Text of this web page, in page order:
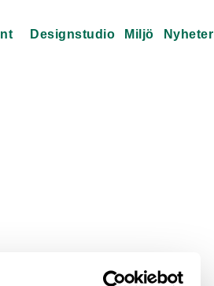
Designstudio Miljö Nyheter